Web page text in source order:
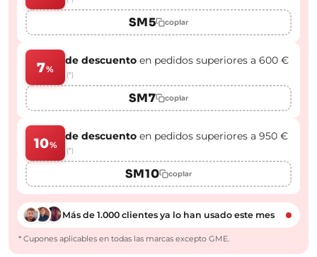
SM5 copiar
7%
de descuento en pedidos superiores a 600 €
(*)
SM7 copiar
10%
de descuento en pedidos superiores a 950 €
(*)
SM10 copiar
Más de 1.000 clientes ya lo han usado este mes
* Cupones aplicables en todas las marcas excepto GME.